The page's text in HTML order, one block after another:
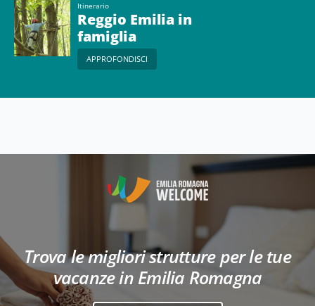
Itinerario
Reggio Emilia in
famiglia
APPROFONDISCI
Trova le migliori strutture per le tue
vacanze in Emilia Romagna